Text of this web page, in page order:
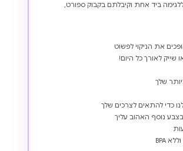
ביד אחת וקיבלתם בקבוק ספורט,
את הניקוי לפשוט
שייק לאורך כל היום!
שלך
כדי להתאים לצרכים שלך
נוסף האהוב עליך